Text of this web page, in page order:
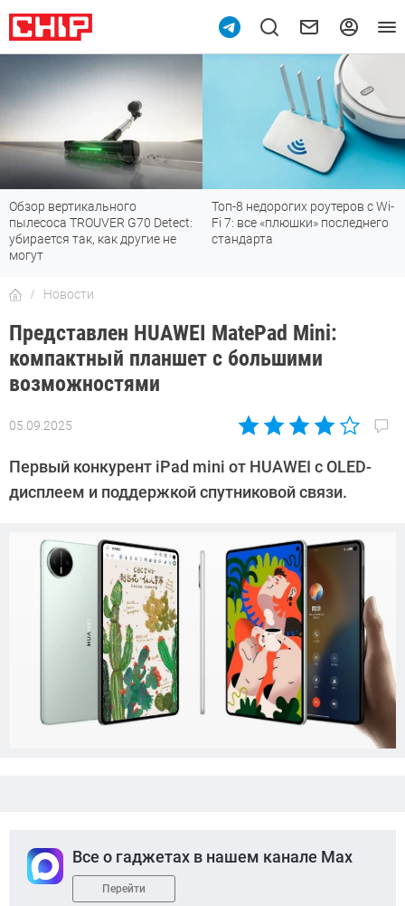
Обзор вертикального
пылесоса TROUVER G70 Detect:
убирается так, как другие не
могут
Топ-8 недорогих роутеров с Wi-
Fi 7: все «плюшки» последнего
стандарта
Новости
Представлен HUAWEI MatePad Mini:
компактный планшет с большими
возможностями
05.09.2025
Автор:
Довлатова
Первый конкурент iPad mini от HUAWEI с OLED-
дисплеем и поддержкой спутниковой связи.
Все о гаджетах в нашем канале Max
Перейти